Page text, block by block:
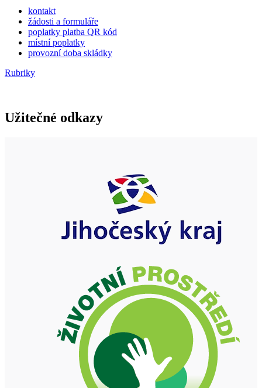
kontakt
žádosti a formuláře
poplatky platba QR kód
místní poplatky
provozní doba skládky
Rubriky
Užitečné odkazy